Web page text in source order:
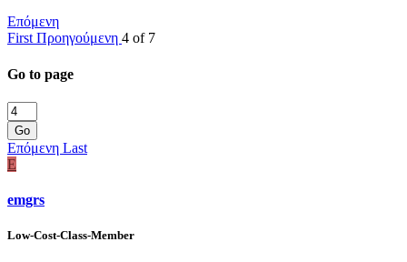
Επόμενη
First Προηγούμενη 4 of 7
Go to page
Go
Επόμενη Last
E
emgrs
Low-Cost-Class-Member